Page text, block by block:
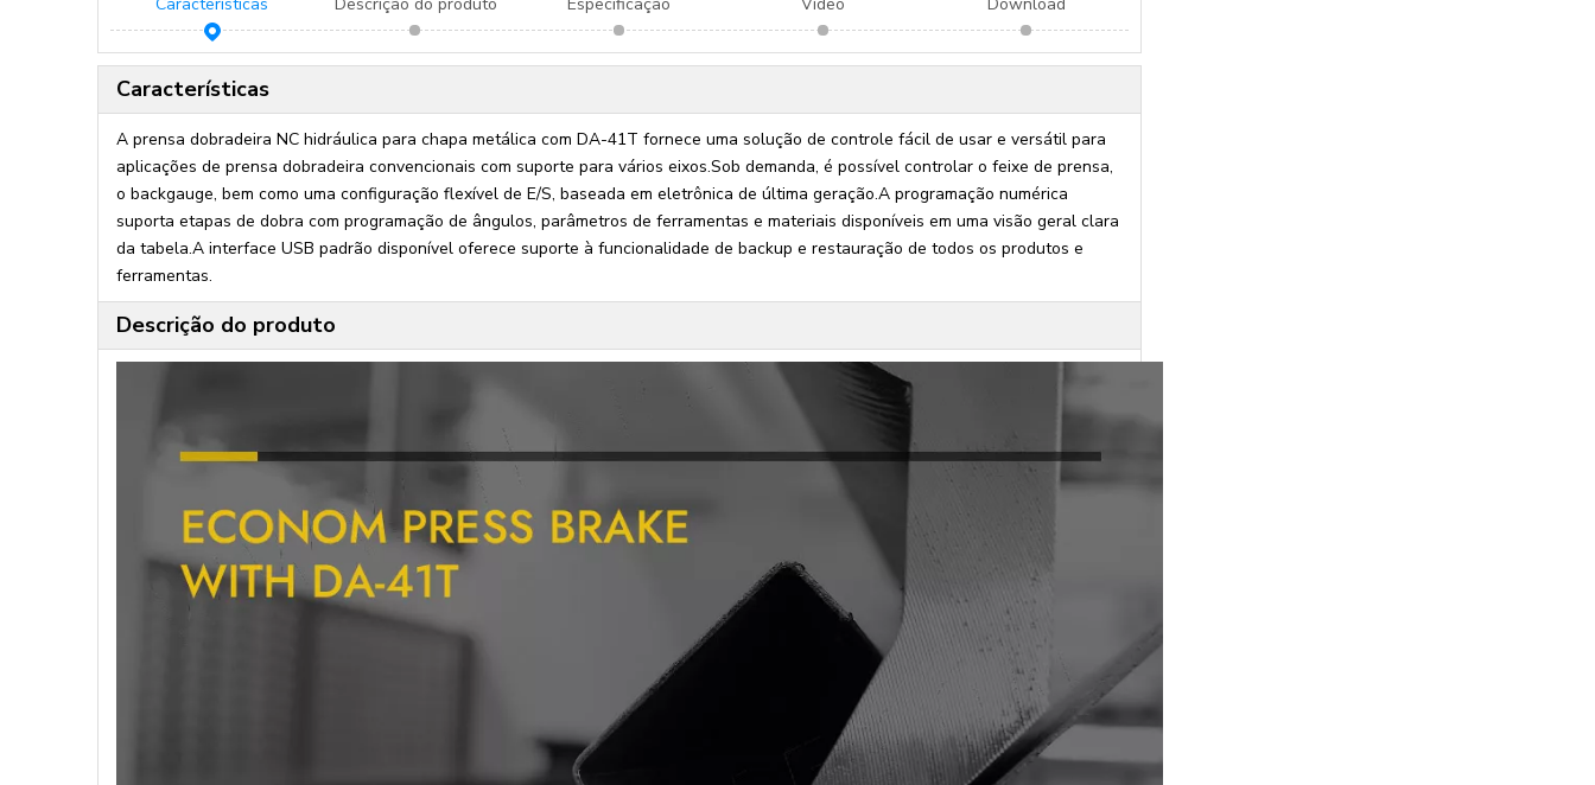
Características
A prensa dobradeira NC hidráulica para chapa metálica com DA-41T fornece uma solução de controle fácil de usar e versátil para
aplicações de prensa dobradeira convencionais com suporte para vários eixos.Sob demanda, é possível controlar o feixe de prensa,
o backgauge, bem como uma configuração flexível de E/S, baseada em eletrônica de última geração.A programação numérica
suporta etapas de dobra com programação de ângulos, parâmetros de ferramentas e materiais disponíveis em uma visão geral clara
da tabela.A interface USB padrão disponível oferece suporte à funcionalidade de backup e restauração de todos os produtos e
ferramentas.
Descrição do produto